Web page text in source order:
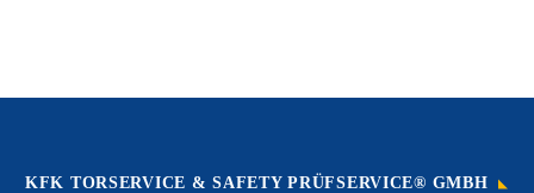
KFK TORSERVICE & SAFETY PRÜFSERVICE® GMBH